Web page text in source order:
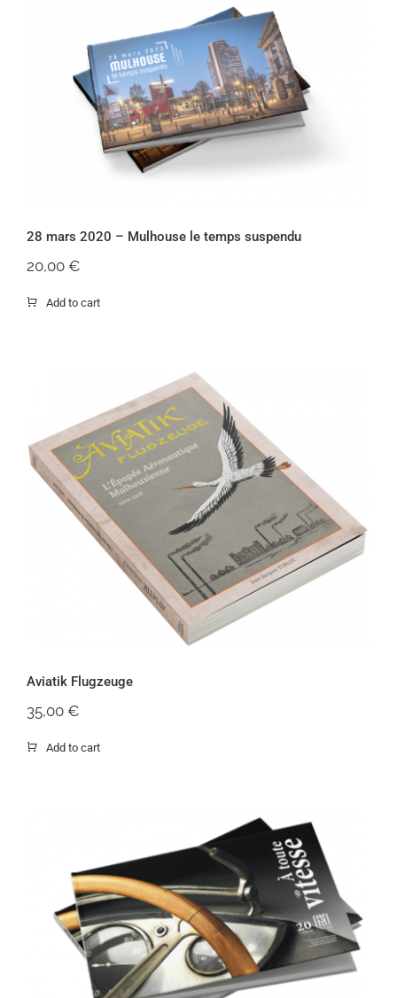
28 mars 2020 – Mulhouse le temps
suspendu
28 mars 2020 – Mulhouse le temps suspendu
20,00 €
Add to cart
Aviatik Flugzeuge
Aviatik Flugzeuge
35,00 €
Add to cart
Bretzel Garage – Tome 3 – 20 bolides
du Musée national de l’automobile